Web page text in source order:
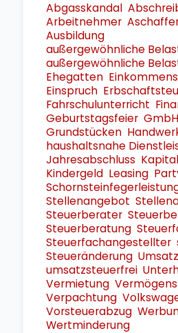
Abgasskandal
Arbeitnehmer
Ausbildung
außergewöhnliche
außergewöhnliche
Ehegatten
Einspruch
Fahrschulunterricht
Geburtstagsfeier GmbH
Grundstücken
haushaltsnahe
Jahresabschluss
Kindergeld Leasing
Stellenangebot
Steuerberater
Steuerberatung
Steuerfachangestellter
Steueränderung
umsatzsteuerfrei
Vermietung
Verpachtung
Vorsteuerabzug
Wertminderung